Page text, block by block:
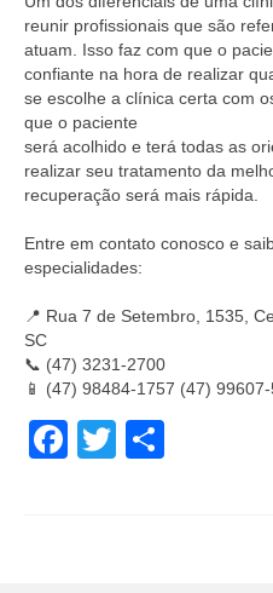
reunir profissionais que são
atuam. Isso faz com que o
confiante na hora de realizar
se escolhe a clínica certa com
que o paciente⠀
será acolhido e terá todas as
realizar seu tratamento da
recuperação será mais rápida.⠀
Entre em contato conosco e
especialidades:⠀
📍 Rua 7 de Setembro, 1535,
SC⠀⠀⠀⠀⠀⠀⠀⠀⠀
📞 (47) 3231-2700⠀⠀⠀⠀⠀⠀⠀⠀⠀
📱 (47) 98484-1757 (47)
Facebook
Twitter